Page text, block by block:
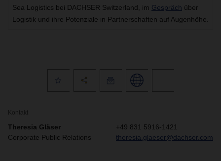
Sea Logistics bei DACHSER Switzerland, im Gespräch über
Logistik und ihre Potenziale in Partnerschaften auf Augenhöhe.
Kontakt
Theresia Gläser
Corporate Public Relations
+49 831 5916-1421
theresia.glaeser@dachser.com